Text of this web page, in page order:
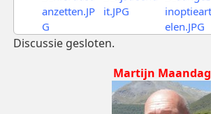
Discussie gesloten.
Martijn Maandag